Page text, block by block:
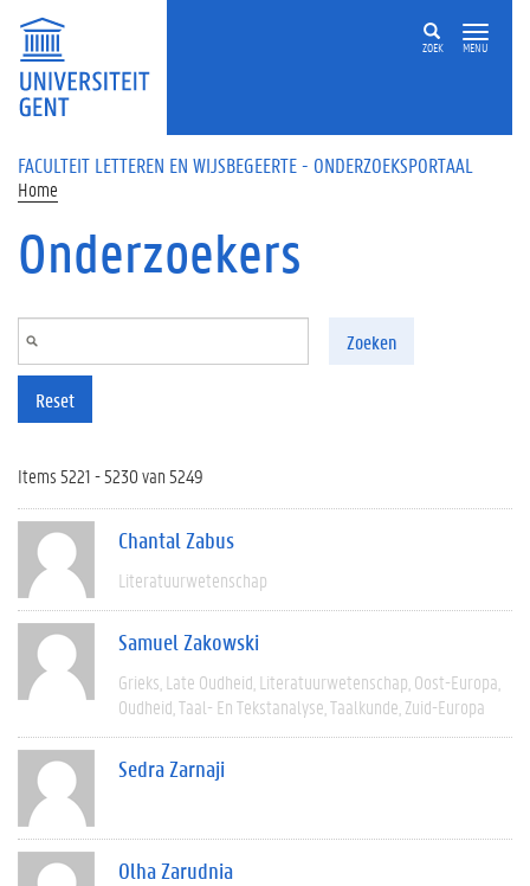
Overslaan en naar de inhoud gaan
ZOEK MENU
FACULTEIT LETTEREN EN WIJSBEGEERTE - ONDERZOEKSPORTAAL
Home
Onderzoekers
Zoeken
Reset
Items 5221 - 5230 van 5249
Chantal Zabus
Literatuurwetenschap
Samuel Zakowski
Grieks Late Oudheid Literatuurwetenschap Oost-Europa
Oudheid Taal- En Tekstanalyse Taalkunde Zuid-Europa
Sedra Zarnaji
Olha Zarudnia